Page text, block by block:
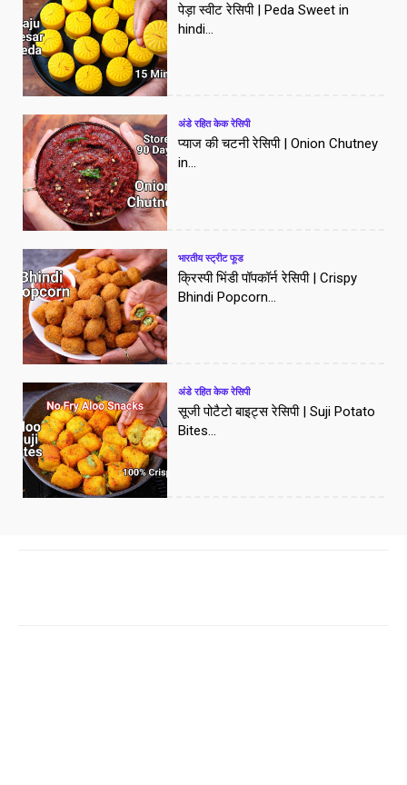
पेड़ा स्वीट रेसिपी | Peda Sweet in
hindi...
अंडे रहित केक रेसिपी
प्याज की चटनी रेसिपी | Onion Chutney
in...
भारतीय स्ट्रीट फूड
क्रिस्पी भिंडी पॉपकॉर्न रेसिपी | Crispy
Bhindi Popcorn...
अंडे रहित केक रेसिपी
सूजी पोटैटो बाइट्स रेसिपी | Suji Potato
Bites...